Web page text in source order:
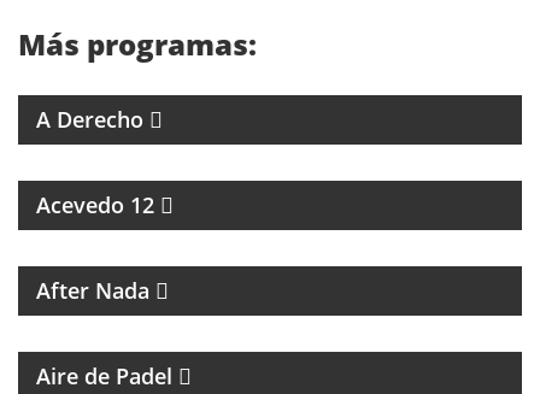
Más programas:
A Derecho
Acevedo 12
After Nada
Aire de Padel